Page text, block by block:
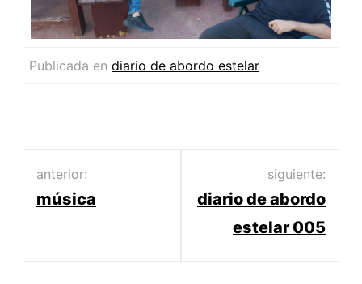
Publicada en diario de abordo estelar
anterior:
música
siguiente:
diario de abordo
estelar 005